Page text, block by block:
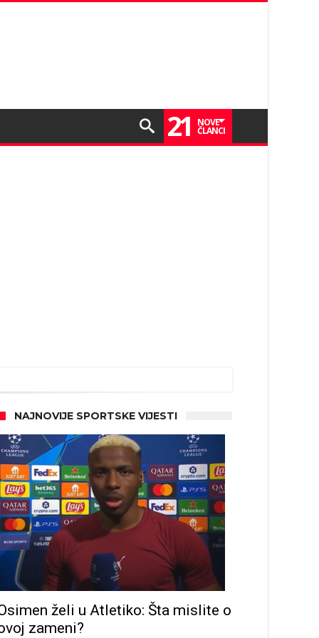
21 NOVE
ČLANCI
NAJNOVIJE SPORTSKE VIJESTI
želi u Atletiko: Šta mislite o
zameni?